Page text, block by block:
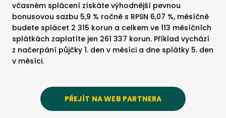
včasném splácení získáte výhodnější pevnou
bonusovou sazbu 5,9 % ročně s RPSN 6,07 %, měsíčně
budete splácet 2 315 korun a celkem ve 113 měsíčních
splátkách zaplatíte jen 261 337 korun. Příklad vychází
z načerpání půjčky 1. den v měsíci a dne splátky 5. den
v měsíci.
PŘEJÍT NA WEB PARTNERA